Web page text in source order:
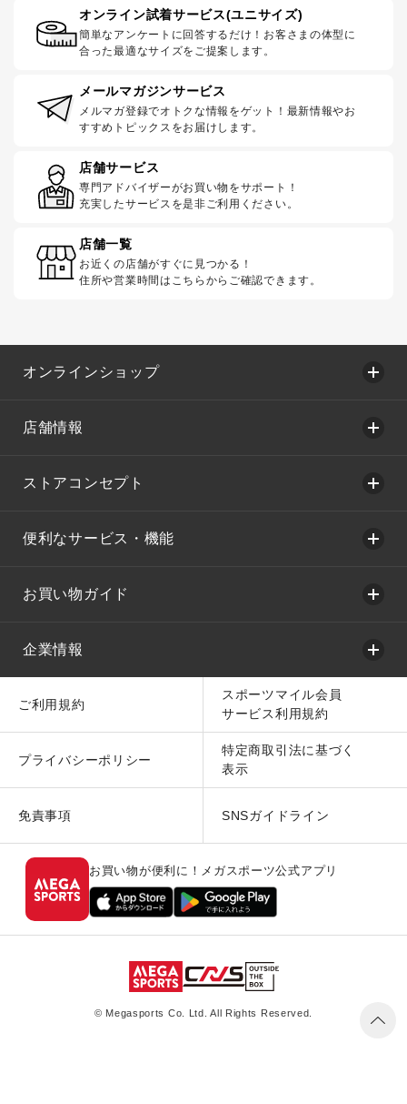
オンライン試着サービス(ユニサイズ)
簡単なアンケートに回答するだけ！お客さまの体型に
合った最適なサイズをご提案します。
メールマガジンサービス
メルマガ登録でオトクな情報をゲット！最新情報やお
すすめトピックスをお届けします。
店舗サービス
専門アドバイザーがお買い物をサポート！
充実したサービスを是非ご利用ください。
店舗一覧
お近くの店舗がすぐに見つかる！
住所や営業時間はこちらからご確認できます。
オンラインショップ
店舗情報
ストアコンセプト
便利なサービス・機能
お買い物ガイド
企業情報
ご利用規約
スポーツマイル会員
サービス利用規約
プライバシーポリシー
特定商取引法に基づく
表示
免責事項 SNSガイドライン
お買い物が便利に！メガスポーツ公式アプリ
© Megasports Co. Ltd. All Rights Reserved.